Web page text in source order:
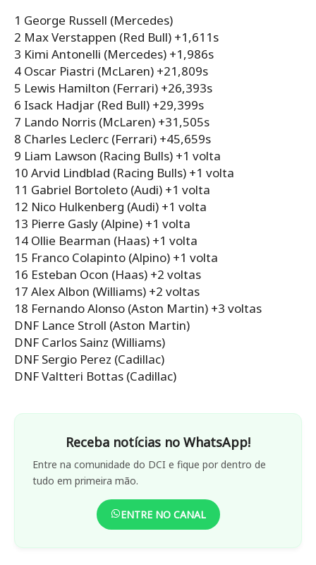
1 George Russell (Mercedes)
2 Max Verstappen (Red Bull) +1,611s
3 Kimi Antonelli (Mercedes) +1,986s
4 Oscar Piastri (McLaren) +21,809s
5 Lewis Hamilton (Ferrari) +26,393s
6 Isack Hadjar (Red Bull) +29,399s
7 Lando Norris (McLaren) +31,505s
8 Charles Leclerc (Ferrari) +45,659s
9 Liam Lawson (Racing Bulls) +1 volta
10 Arvid Lindblad (Racing Bulls) +1 volta
11 Gabriel Bortoleto (Audi) +1 volta
12 Nico Hulkenberg (Audi) +1 volta
13 Pierre Gasly (Alpine) +1 volta
14 Ollie Bearman (Haas) +1 volta
15 Franco Colapinto (Alpino) +1 volta
16 Esteban Ocon (Haas) +2 voltas
17 Alex Albon (Williams) +2 voltas
18 Fernando Alonso (Aston Martin) +3 voltas
DNF Lance Stroll (Aston Martin)
DNF Carlos Sainz (Williams)
DNF Sergio Perez (Cadillac)
DNF Valtteri Bottas (Cadillac)
Receba notícias no WhatsApp!
Entre na comunidade do DCI e fique por dentro de
tudo em primeira mão.
ENTRE NO CANAL